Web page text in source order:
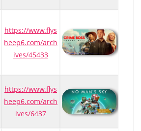
https://www.flys
heep6.com/arch
ives/45433
https://www.flys
heep6.com/arch
ives/6437